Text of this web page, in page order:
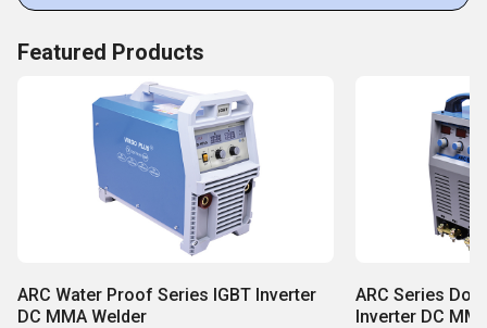
Featured Products
ARC Water Proof Series IGBT Inverter
DC MMA Welder
ARC Series
Inverter DC